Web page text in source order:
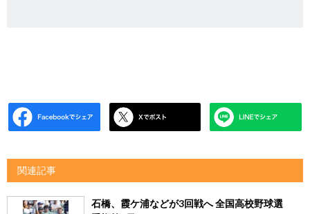
関連記事
石橋、霞ケ浦などが3回戦へ 全国高校野球選